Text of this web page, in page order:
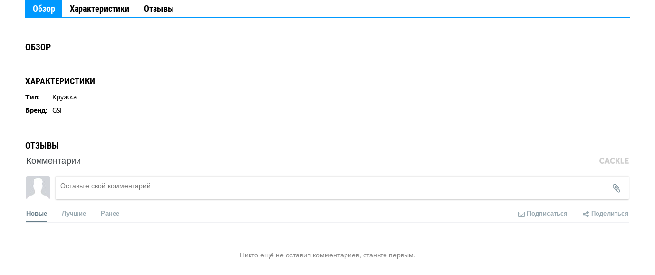
Обзор Характеристики Отзывы
ОБЗОР
ХАРАКТЕРИСТИКИ
Тип:
Кружка
Бренд:
GSI
ОТЗЫВЫ
Комментарии
Новые Лучшие Ранее Подписаться Поделиться
Никто ещё не оставил комментариев, станьте первым.